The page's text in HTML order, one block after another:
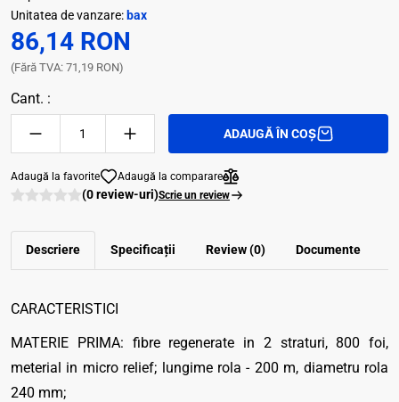
Unitatea de vanzare: bax
86,14 RON
(Fără TVA: 71,19 RON)
Cant. :
ADAUGĂ ÎN COȘ
Adaugă la favorite Adaugă la comparare
(0 review-uri)Scrie un review
Descriere Specificații Review (0) Documente
CARACTERISTICI
MATERIE PRIMA: fibre regenerate in 2 straturi, 800 foi,
meterial in micro relief; lungime rola - 200 m, diametru rola
240 mm;